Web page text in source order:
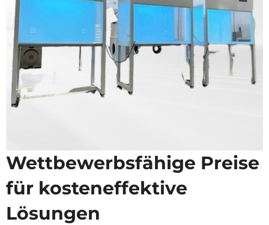
Wettbewerbsfähige Preise
für kosteneffektive
Lösungen